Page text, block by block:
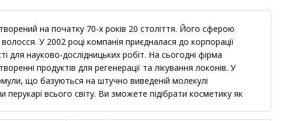
на початку 70-х років 20 століття. Його сферою
У 2002 році компанія приєдналася до корпорації
для науково-дослідницьких робіт. На сьогодні фірма
продуктів для регенерації та лікування локонів. У
що базуються на штучно виведеній молекулі
перукарі всього світу. Ви зможете підібрати косметику як